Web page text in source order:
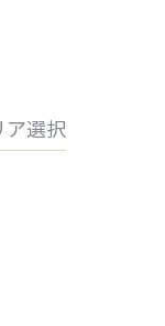
ア選択